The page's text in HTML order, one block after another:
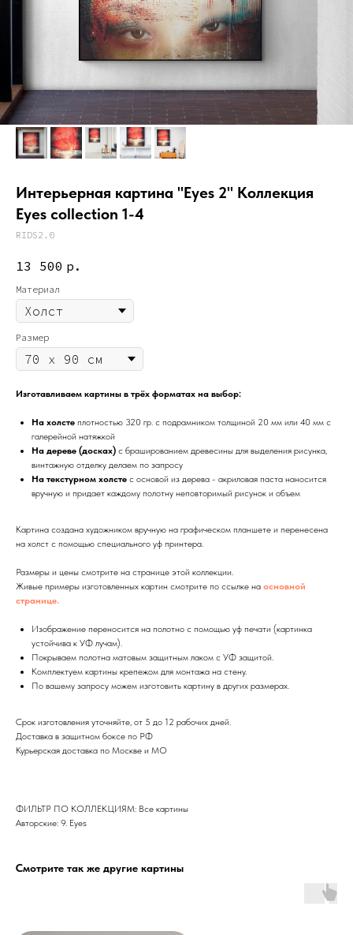
Интерьерная картина "Eyes 2" Коллекция
Eyes collection 1-4
RIDS2.0
13 500 р.
Материал
Размер
Изготавливаем картины в трёх форматах на выбор:
На холсте плотностью 320 гр. с подрамником толщиной 20 мм или 40 мм с
галерейной натяжкой
На дереве (досках) с брашированием древесины для выделения рисунка,
винтажную отделку делаем по запросу
На текстурном холсте с основой из дерева - акриловая паста наносится
вручную и придает каждому полотну неповторимый рисунок и объем
Картина создана художником вручную на графическом планшете и перенесена
на холст с помощью специального уф принтера.
Размеры и цены смотрите на странице этой коллекции.
Живые примеры изготовленных картин смотрите по ссылке на основной
странице.
Изображение переносится на полотно с помощью уф печати (картинка
устойчива к УФ лучам).
Покрываем полотна матовым защитным лаком с УФ защитой.
Комплектуем картины крепежом для монтажа на стену.
По вашему запросу можем изготовить картину в других размерах.
Срок изготовления уточняйте, от 5 до 12 рабочих дней.
Доставка в защитном боксе по РФ
Курьерская доставка по Москве и МО
ФИЛЬТР ПО КОЛЛЕКЦИЯМ: Все картины
Авторские: 9. Eyes
Смотрите так же другие картины